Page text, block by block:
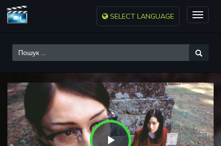
Toggle
SELECT LANGUAGE